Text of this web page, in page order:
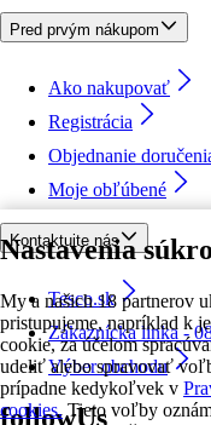
Nastavenia
My a našich 18 partnerov
pristupujeme, napríklad k
cookie, za účelom
udeliť alebo spravovať
prípadne kedykoľvek v
cookies. Tieto voľby
Pred prvým nákupom
Ako nakupovať
Registrácia
Objednanie
Moje obľúbené
Kontaktujte nás
Tesco.sk
Zákaznícka linka -
Výber obchodu
followUs